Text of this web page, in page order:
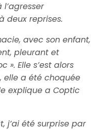
deux reprises.
avec son enfant,
pleurant et
». Elle s’est alors
elle a été choquée
explique a Coptic
j’ai été surprise par